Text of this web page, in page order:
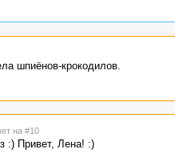
шпиёнов-крокодилов.
на #10
:) Привет, Лена! :)